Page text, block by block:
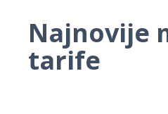
Najnovije
tarife